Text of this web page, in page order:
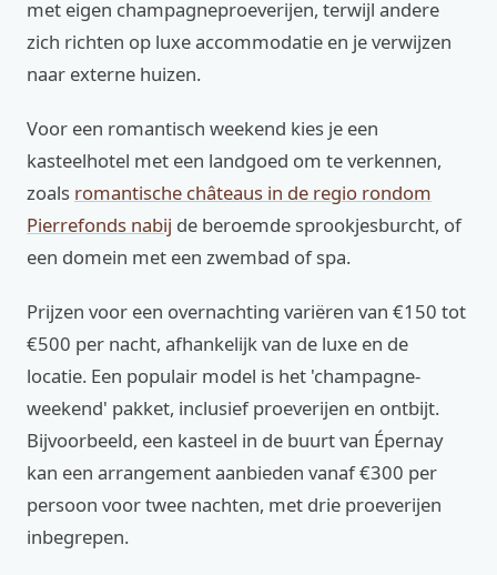
met eigen champagneproeverijen, terwijl andere
zich richten op luxe accommodatie en je verwijzen
naar externe huizen.
Voor een romantisch weekend kies je een
kasteelhotel met een landgoed om te verkennen,
zoals romantische châteaus in de regio rondom
Pierrefonds nabij de beroemde sprookjesburcht, of
een domein met een zwembad of spa.
Prijzen voor een overnachting variëren van €150 tot
€500 per nacht, afhankelijk van de luxe en de
locatie. Een populair model is het 'champagne-
weekend' pakket, inclusief proeverijen en ontbijt.
Bijvoorbeeld, een kasteel in de buurt van Épernay
kan een arrangement aanbieden vanaf €300 per
persoon voor twee nachten, met drie proeverijen
inbegrepen.